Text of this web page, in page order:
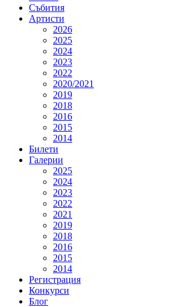
Събития
Артисти
2026
2025
2024
2023
2022
2020/2021
2019
2018
2016
2015
2014
Билети
Галерии
2025
2024
2023
2022
2021
2019
2018
2016
2015
2014
Регистрация
Конкурси
Блог